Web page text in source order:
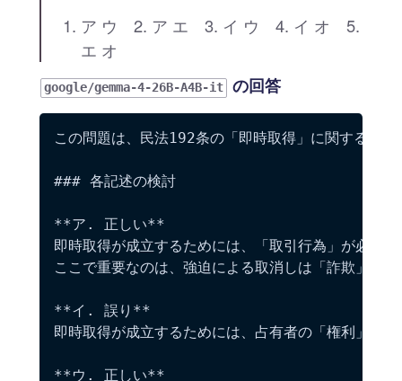
ア ウ 2. ア エ 3. イ ウ 4. イ オ 5.
エ オ
google/gemma-4-26B-A4B-it の回答
この問題は、民法192条の「即時取得」に関する記
### 各記述の検討
**ア. 正しい**
即時取得が成立するためには、「取引行為」が必要
ここで重要なのは、強迫による取消しは「詐欺」と
**イ. 誤り**
即時取得が成立するためには、占有者の「権利」が
**ウ. 正しい**